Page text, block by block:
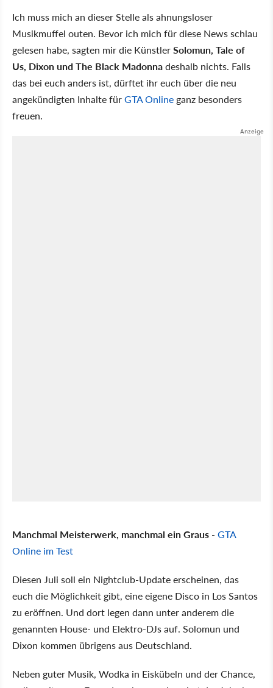
Ich muss mich an dieser Stelle als ahnungsloser
Musikmuffel outen. Bevor ich mich für diese News schlau
gelesen habe, sagten mir die KünstlerSolomun, Tale of
Us, Dixon und The Black Madonnadeshalb nichts. Falls
das bei euch anders ist, dürftet ihr euch über die neu
angekündigten Inhalte fürGTA Online ganz besonders
freuen.
Manchmal Meisterwerk, manchmal ein Graus - GTA
Online im Test
Diesen Juli soll ein Nightclub-Update erscheinen, das
euch die Möglichkeit gibt, eine eigene Disco in Los Santos
zu eröffnen. Und dort legen dann unter anderem die
genannten House- und Elektro-DJs auf. Solomun und
Dixon kommen übrigens aus Deutschland.
Neben guter Musik, Wodka in Eiskübeln und der Chance,